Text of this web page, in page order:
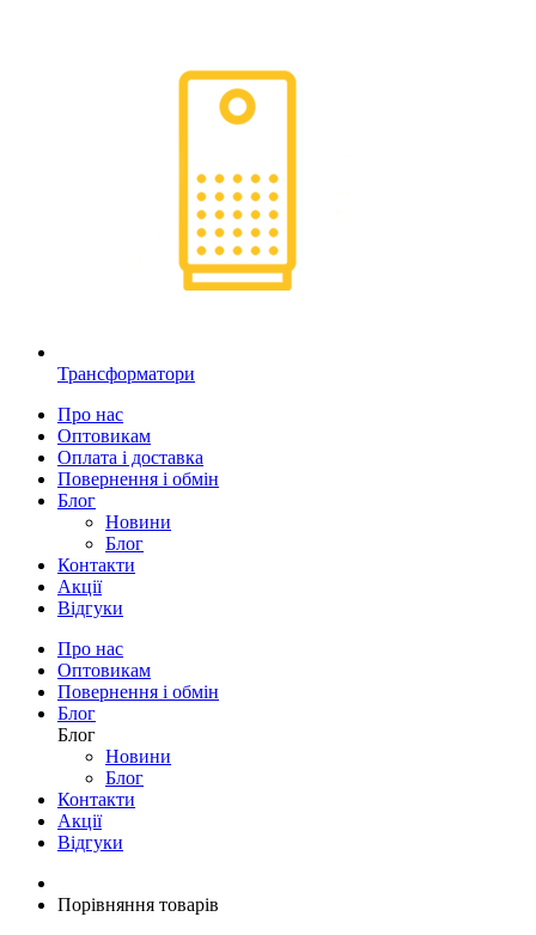
Трансформатори
Про нас
Оптовикам
Оплата і доставка
Повернення і обмін
Блог
Новини
Блог
Контакти
Акції
Відгуки
Про нас
Оптовикам
Повернення і обмін
Блог
Блог
Новини
Блог
Контакти
Акції
Відгуки
Порівняння товарів